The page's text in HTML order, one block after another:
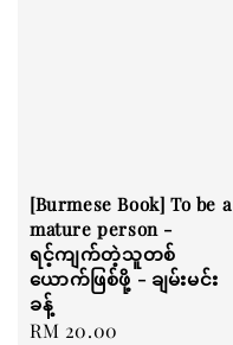
[Burmese Book] To be a
mature person -
ရင့်ကျက်တဲ့သူတစ်
ယောက်ဖြစ်ဖို့ - ချမ်းမင်း
ခန့်
Regular
RM 20.00